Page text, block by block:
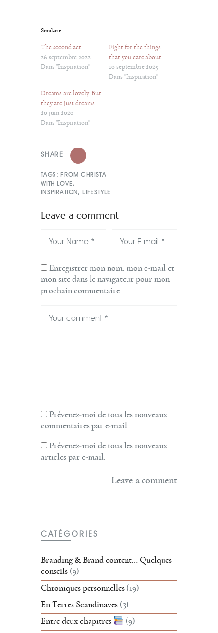
Similaire
The second act…
26 septembre 2022
Dans "Inspiration"
Fight for the things
that you care about…
10 septembre 2025
Dans "Inspiration"
Dreams are lovely. But
they are just dreams.
20 juin 2020
Dans "Inspiration"
SHARE
TAGS: FROM CHRISTA
WITH LOVE ,
INSPIRATION,LIFESTYLE
Leave a comment
Enregistrer mon nom, mon e-mail et
mon site dans le navigateur pour mon
prochain commentaire.
Prévenez-moi de tous les nouveaux
commentaires par e-mail.
Prévenez-moi de tous les nouveaux
articles par e-mail.
CATÉGORIES
Branding & Brand content… Quelques
conseils (9)
Chroniques personnelles (19)
En Terres Scandinaves (3)
Entre deux chapitres
(9)